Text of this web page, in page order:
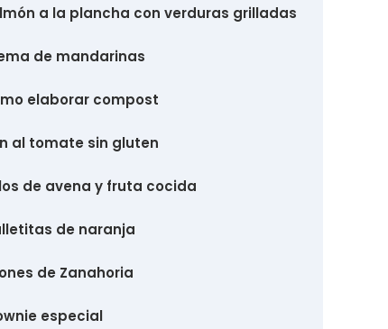
a la plancha con verduras grilladas
de mandarinas
elaborar compost
al tomate sin gluten
de avena y fruta cocida
de naranja
de Zanahoria
especial